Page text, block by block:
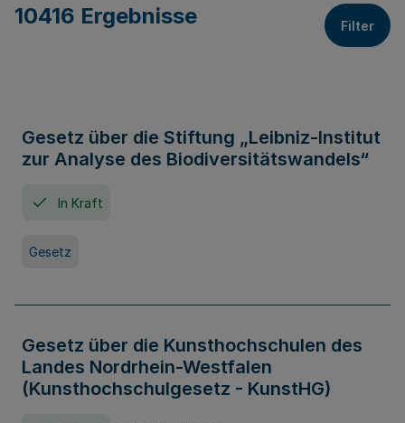
10416 Ergebnisse Filter
Gesetz über die Stiftung „Leibniz-Institut
zur Analyse des Biodiversitätswandels“
In Kraft
Gesetz
Gesetz über die Kunsthochschulen des
Landes Nordrhein-Westfalen
(Kunsthochschulgesetz - KunstHG)